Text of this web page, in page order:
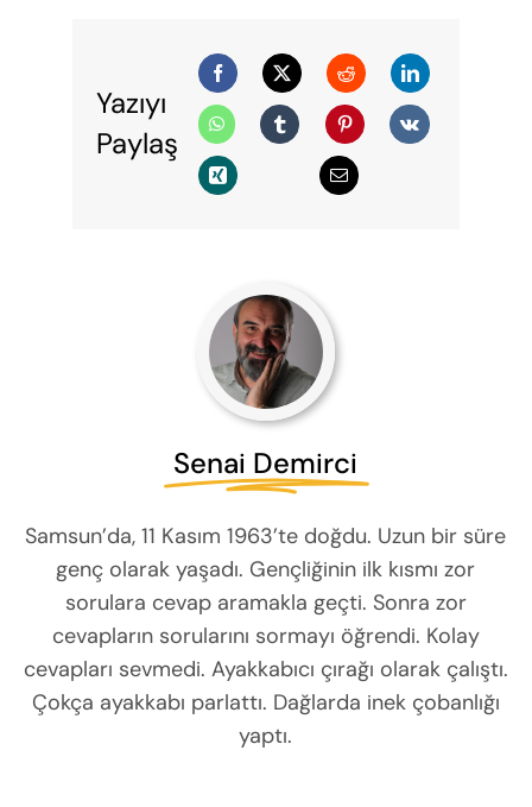
Yazıyı
Paylaş
Senai Demirci
Samsun’da, 11 Kasım 1963’te doğdu. Uzun bir süre
genç olarak yaşadı. Gençliğinin ilk kısmı zor
sorulara cevap aramakla geçti. Sonra zor
cevapların sorularını sormayı öğrendi. Kolay
cevapları sevmedi. Ayakkabıcı çırağı olarak çalıştı.
Çokça ayakkabı parlattı. Dağlarda inek çobanlığı
yaptı.